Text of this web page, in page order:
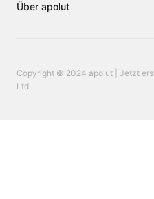
Über apolut
Copyright © 2024 apolut | Jetzt
Ltd.